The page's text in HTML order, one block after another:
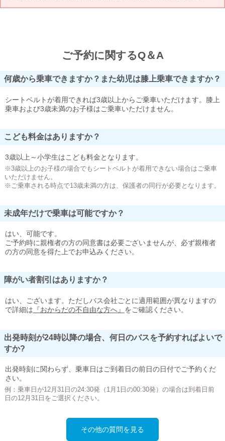
ご予約に関するQ＆A
何歳から乗車できますか？また幼児は膝上乗車できますか？
シートベルトが着用できれば3歳以上からご乗車いただけます。膝上
乗車および3歳未満のお子様はご乗車いただけません。
こども料金はありますか？
3歳以上～小学生はこども料金となります。
※3歳以上のお子様の場合でもシートベルトが着用できない場合はご乗車
いただけません。
※ご乗車される時点で13歳未満の方は、保護者の同行が必要となります。
未成年だけで乗車は可能ですか？
はい、可能です。
ご予約時に親権者の方の同意書は必要ございませんが、必ず親権者
の方の同意を得た上でお申込みください。
障がい者割引はありますか？
はい、ございます。ただしバス会社ごとに適用範囲が異なりますの
で詳細は 『おからだの不自由な方へ』 をご確認ください。
出発時刻が24時以降の場合、何日のバスを予約すればよいで
すか?
出発時刻に関わらず、乗車日はご到着日の前日の日付でご予約くだ
さい。
例：乗車日が12月31日の24:30発（1月1日の00:30発）の場合は到着日前
日の12月31日をご選択ください。
その他の質問を見る